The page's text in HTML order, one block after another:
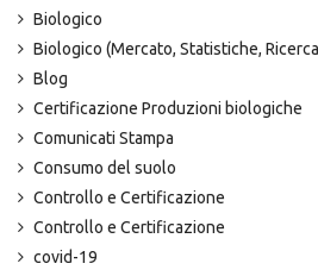
Biologico
Biologico (Mercato, Statistiche,
Blog
Certificazione Produzioni biologiche
Comunicati Stampa
Consumo del suolo
Controllo e Certificazione
Controllo e Certificazione
covid-19